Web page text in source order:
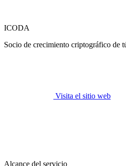
ICODA
Socio de crecimiento criptográfico de
Visita el sitio web
Alcance del servicio